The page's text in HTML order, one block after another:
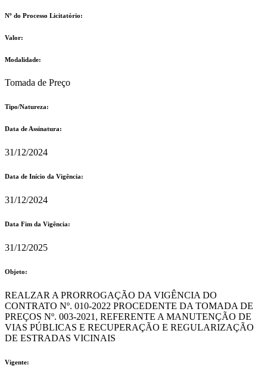
Nº do Processo Licitatório:
Valor:
Modalidade:
Tomada de Preço
Tipo/Natureza:
Data de Assinatura:
31/12/2024
Data de Início da Vigência:
31/12/2024
Data Fim da Vigência:
31/12/2025
Objeto:
REALZAR A PRORROGAÇÃO DA VIGÊNCIA DO
CONTRATO Nº. 010-2022 PROCEDENTE DA TOMADA DE
PREÇOS Nº. 003-2021, REFERENTE A MANUTENÇÃO DE
VIAS PÚBLICAS E RECUPERAÇÃO E REGULARIZAÇÃO
DE ESTRADAS VICINAIS
Vigente: